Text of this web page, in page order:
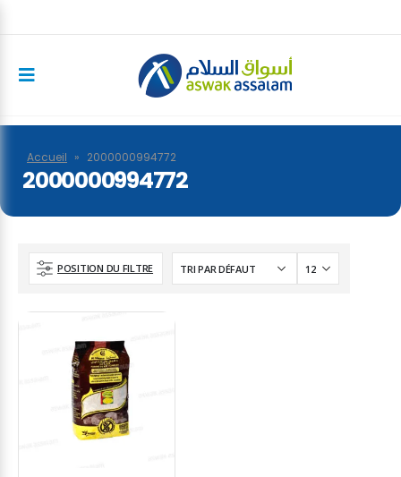
Accueil » 2000000994772
2000000994772
POSITION DU FILTRE